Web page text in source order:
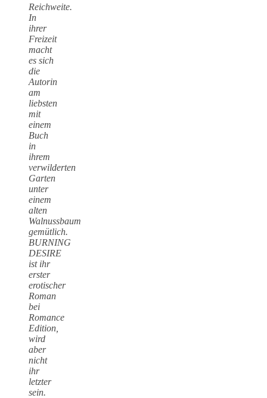
Reichweite.
In
ihrer
Freizeit
macht
es sich
die
Autorin
am
liebsten
mit
einem
Buch
in
ihrem
verwilderten
Garten
unter
einem
alten
Walnussbaum
gemütlich.
BURNING
DESIRE
ist ihr
erster
erotischer
Roman
bei
Romance
Edition,
wird
aber
nicht
ihr
letzter
sein.